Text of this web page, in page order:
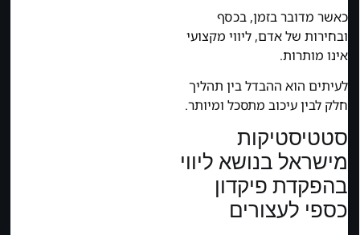
כאשר מדובר בזמן, בכסף
ובחירות של אדם, ליווי מקצועי
אינו מותרות.
לעיתים הוא ההבדל בין תהליך
חלק לבין עיכוב מתסכל ומיותר.
סטטיסטיקות
מישראל בנושא ליווי
בהפקדת פיקדון
כספי לעצורים